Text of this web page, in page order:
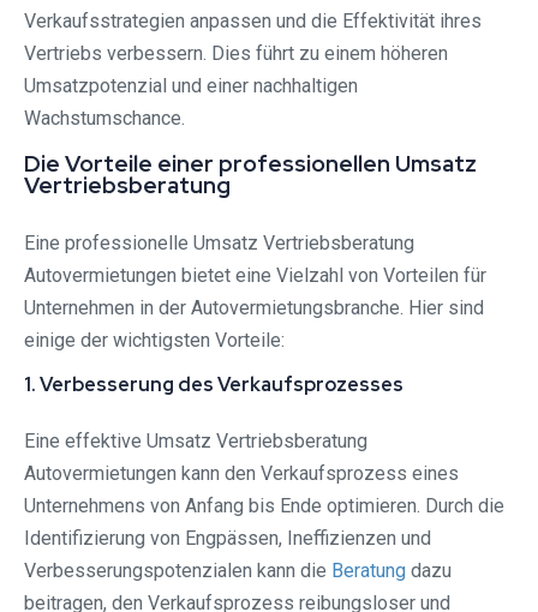
Verkaufsstrategien anpassen und die Effektivität ihres
Vertriebs verbessern. Dies führt zu einem höheren
Umsatzpotenzial und einer nachhaltigen
Wachstumschance.
Die Vorteile einer professionellen Umsatz
Vertriebsberatung
Eine professionelle Umsatz Vertriebsberatung
Autovermietungen bietet eine Vielzahl von Vorteilen für
Unternehmen in der Autovermietungsbranche. Hier sind
einige der wichtigsten Vorteile:
1. Verbesserung des Verkaufsprozesses
Eine effektive Umsatz Vertriebsberatung
Autovermietungen kann den Verkaufsprozess eines
Unternehmens von Anfang bis Ende optimieren. Durch die
Identifizierung von Engpässen, Ineffizienzen und
Verbesserungspotenzialen kann die Beratung dazu
beitragen, den Verkaufsprozess reibungsloser und